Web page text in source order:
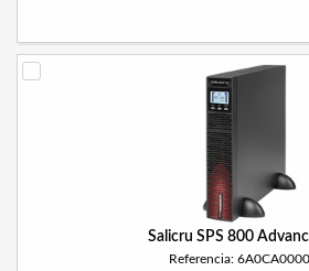
Salicru SPS 800
Referencia: